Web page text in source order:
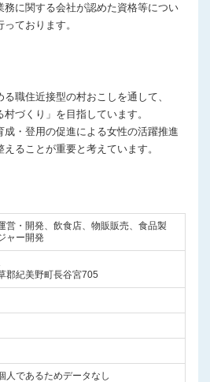
務に関する会社が認めた資格等につい
ております。
職住近接型の村おこしを通して、
村づくり」を目指しています。
成・登用の促進による女性の活躍推進
ることが重要と考えています。
営・開発、飲食店、物販販売、食品製
ャー開発
郡紀美野町長谷宮705
人であるためデータなし